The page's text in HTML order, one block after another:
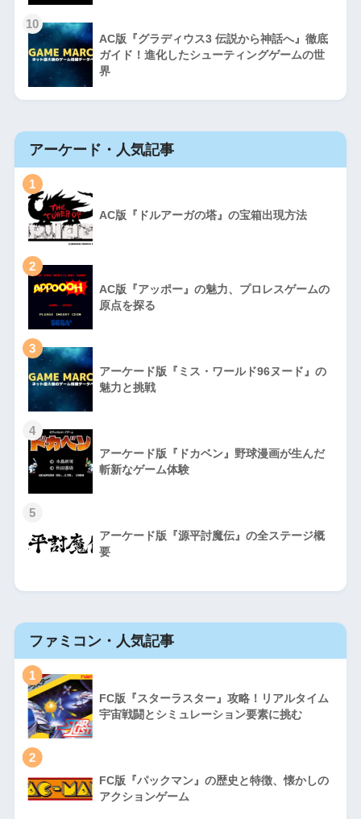
10
AC版『グラディウス3 伝説から神話へ』徹底
ガイド！進化したシューティングゲームの世
界
アーケード・人気記事
1
AC版『ドルアーガの塔』の宝箱出現方法
2
AC版『アッポー』の魅力、プロレスゲームの
原点を探る
3
アーケード版『ミス・ワールド96ヌード』の
魅力と挑戦
4
アーケード版『ドカベン』野球漫画が生んだ
斬新なゲーム体験
5
アーケード版『源平討魔伝』の全ステージ概
要
ファミコン・人気記事
1
FC版『スターラスター』攻略！リアルタイム
宇宙戦闘とシミュレーション要素に挑む
2
FC版『パックマン』の歴史と特徴、懐かしの
アクションゲーム